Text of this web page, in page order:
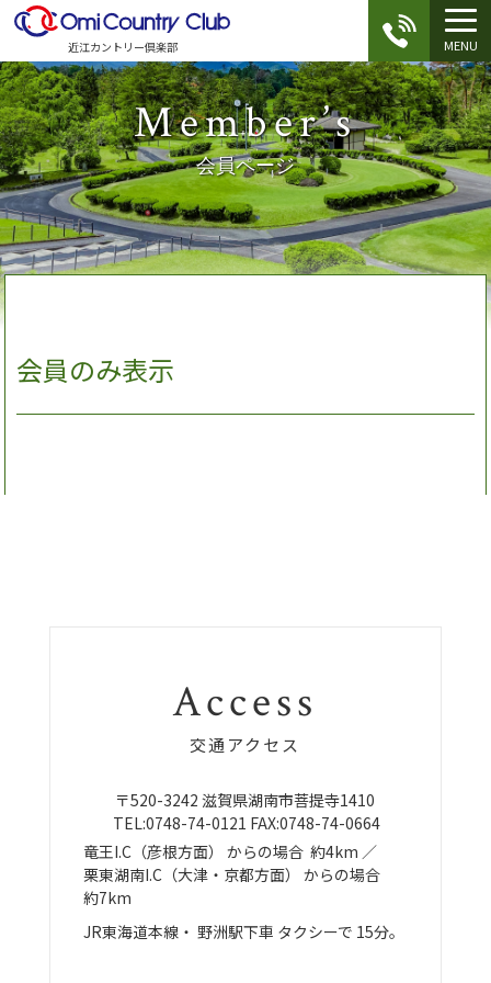
近江カントリー倶楽部 MENU
Member’s
会員ページ
会員のみ表示
Access
交通アクセス
〒520-3242 滋賀県湖南市菩提寺1410
TEL:0748-74-0121 FAX:0748-74-0664
竜王I.C（彦根方面） からの場合 約4km ／
栗東湖南I.C（大津・京都方面）
からの場合
約7km
JR東海道本線・ 野洲駅下車 タクシーで 15分。